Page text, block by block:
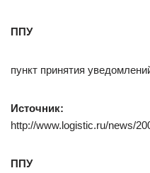
ППУ
пункт принятия
Источник:
http://www.logistic.ru/news/
ППУ